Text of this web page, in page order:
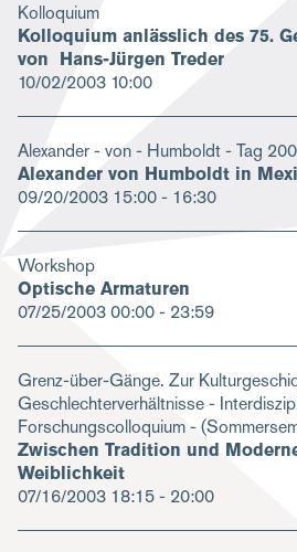
Kolloquium
Kolloquium anlässlich des 75.
von Hans-Jürgen Treder
10/02/2003 10:00
Alexander - von - Humboldt - Tag
Alexander von Humboldt in
09/20/2003 15:00 - 16:30
Workshop
Optische Armaturen
07/25/200300:00 - 23:59
Grenz-über-Gänge. Zur
Geschlechterverhältnisse -
Forschungscolloquium -
Zwischen Tradition und
Weiblichkeit
07/16/2003 18:15 - 20:00